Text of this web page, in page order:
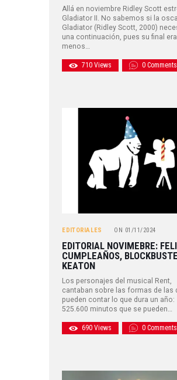
Allá en noviembre Ridley Scott
Gladiator II. No sabemos si la
Gladiator (Ridley Scott, 2000)
una continuación, pues su final era
menos…
710 Views 0 Comments
EDITORIALES ON 01/11/2024
EDITORIAL NOVIMEBRE:
CUMPLEAÑOS,
KEATON
Los personajes del musical Rent,
cantaban sobre las formas de las
pueden contar lo que dura un año:
525.600 minutos que se pueden…
690 Views 0 Comments